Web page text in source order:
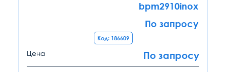
bpm2910inox
По запросу
Код: 186609
Цена По запросу